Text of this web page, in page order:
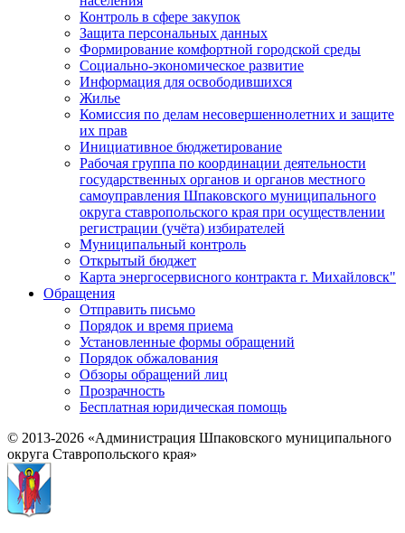
Контроль в сфере закупок
Защита персональных данных
Формирование комфортной городской среды
Социально-экономическое развитие
Информация для освободившихся
Жилье
Комиссия по делам несовершеннолетних и защите
их прав
Инициативное бюджетирование
Рабочая группа по координации деятельности
государственных органов и органов местного
самоуправления Шпаковского муниципального
округа ставропольского края при осуществлении
регистрации (учёта) избирателей
Муниципальный контроль
Открытый бюджет
Карта энергосервисного контракта г. Михайловск"
Обращения
Отправить письмо
Порядок и время приема
Установленные формы обращений
Порядок обжалования
Обзоры обращений лиц
Прозрачность
Бесплатная юридическая помощь
© 2013-2026 «Администрация Шпаковского муниципального
округа Ставропольского края»